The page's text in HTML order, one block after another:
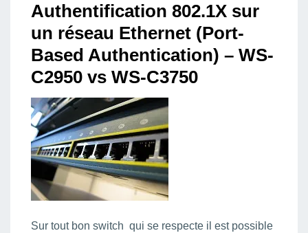
Authentification 802.1X sur
un réseau Ethernet (Port-
Based Authentication) – WS-
C2950 vs WS-C3750
Sur tout bon switch qui se respecte il est possible